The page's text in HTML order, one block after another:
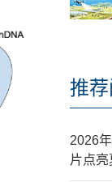
推
2026
片点